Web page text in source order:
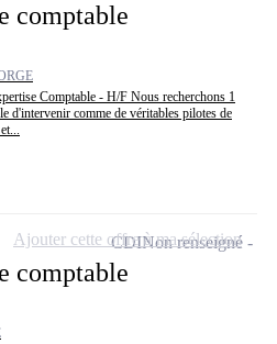
comptable
Comptable - H/F Nous recherchons 1
d'intervenir comme de véritables pilotes de
comptable
CDINon renseigné
Ajouter cette offre à ma sélection